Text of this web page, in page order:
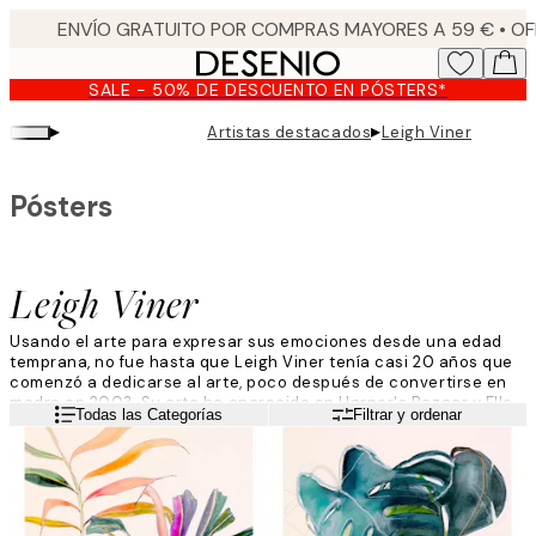
content.SALE - 50% DE DESCUENTO EN PÓSTERS*
▸ Artistas destacados▸Leigh Viner
Leigh Viner
Pósters
Usando el arte para expresar sus emociones desde una edad
temprana, no fue hasta que Leigh Viner tenía casi 20 años que
comenzó a dedicarse al arte, poco después de convertirse en
madre en 2003. Su arte ha aparecido en Harper's Bazaar y Elle
Magazine; también ha realizado una colaboración artística con
Lady Gaga, cuyas ganancias se destinarán a la Fundación Born
This Way.
"Me gusta darle al tema de mi trabajo un sentimiento de
relación. Un agridulce que ayuda al espectador a sentir las
Leer másTodas las Categorías Filtrar y ordenar